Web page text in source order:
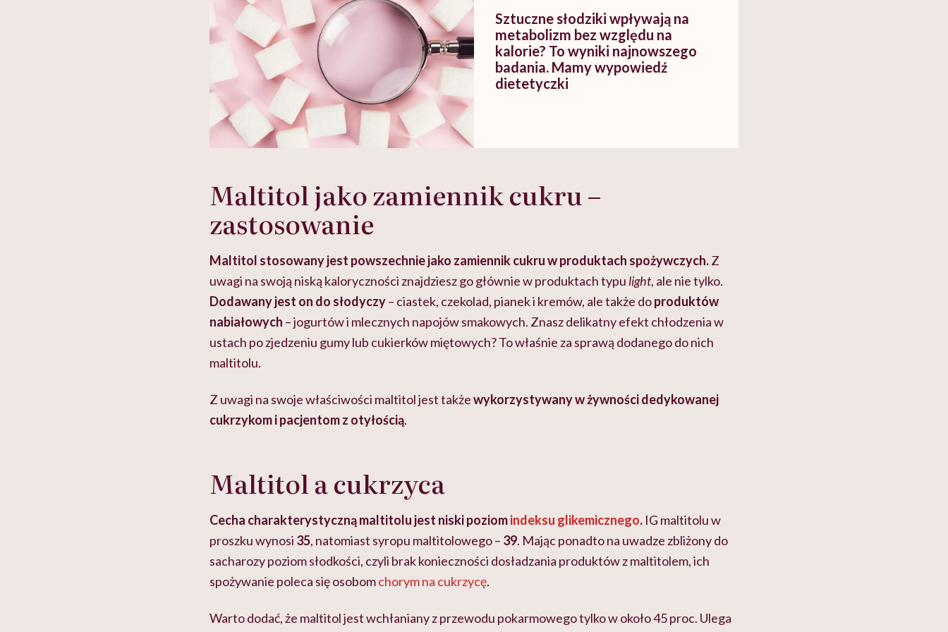
Sztuczne słodziki wpływają na
metabolizm bez względu na
kalorie? To wyniki najnowszego
badania. Mamy wypowiedź
dietetyczki
Maltitol jako zamiennik cukru –
zastosowanie
Maltitol stosowany jest powszechnie jako zamiennik cukru w produktach spożywczych.Z
uwagi na swoją niską kaloryczności znajdziesz go głównie w produktach typulight, ale nie tylko.
Dodawany jest on do słodyczy– ciastek, czekolad, pianek i kremów, ale także doproduktów
nabiałowych – jogurtów i mlecznych napojów smakowych. Znasz delikatny efekt chłodzenia w
ustach po zjedzeniu gumy lub cukierków miętowych? To właśnie za sprawą dodanego do nich
maltitolu.
Z uwagi na swoje właściwości maltitol jest takżewykorzystywany w żywności dedykowanej
cukrzykom i pacjentom z otyłością.
Maltitol a cukrzyca
Cecha charakterystyczną maltitolu jest niski poziomindeksu glikemicznego. IG maltitolu w
proszku wynosi 35, natomiast syropu maltitolowego – 39. Mając ponadto na uwadze zbliżony do
sacharozy poziom słodkości, czyli brak konieczności dosładzania produktów z maltitolem, ich
spożywanie poleca się osobomchorym na cukrzycę.
Warto dodać, że maltitol jest wchłaniany z przewodu pokarmowego tylko w około 45 proc. Ulega